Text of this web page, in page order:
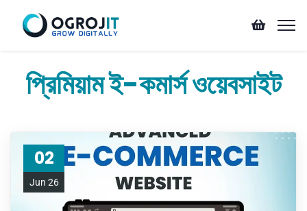
প্রিমিয়াম ই-কমার্স ওয়েবসাইট
02
Jun 26